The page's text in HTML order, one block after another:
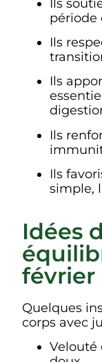
Ils
période
Ils
Ils
Ils
Ils
simple,
Idées
février
Quelques
corps avec
Velouté